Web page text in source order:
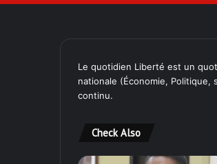
Le quotidien Liberté est un
nationale (Économie,
continu.
Check Also